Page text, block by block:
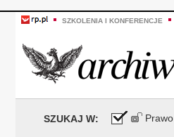
SZKOLENIA I KONFERENCJE
SZUKAJ W: Prawo